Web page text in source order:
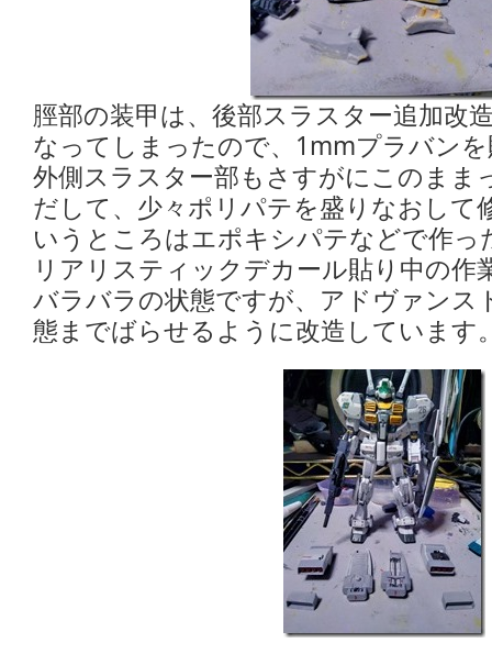
脛部の装甲は、後部スラスター追加改
なってしまったので、1mmプラバン
外側スラスター部もさすがにこのまま
だして、少々ポリパテを盛りなおして
いうところはエポキシパテなどで作っ
リアリスティックデカール貼り中の作
バラバラの状態ですが、アドヴァンス
態までばらせるように改造しています